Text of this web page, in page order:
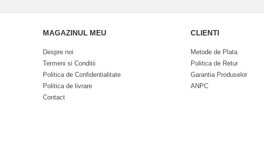
MAGAZINUL MEU
Despre noi
Termeni si Conditii
Politica de Confidentialitate
Politica de livrare
Contact
CLIENTI
Metode de Plata
Politica de Retur
Garantia Produselor
ANPC